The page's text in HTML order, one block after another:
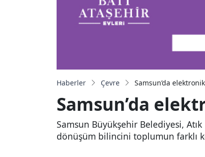
Haberler Çevre Samsun’da
Samsun’da
Samsun Büyükşehir Belediyesi,
dönüşüm bilincini toplumun farklı